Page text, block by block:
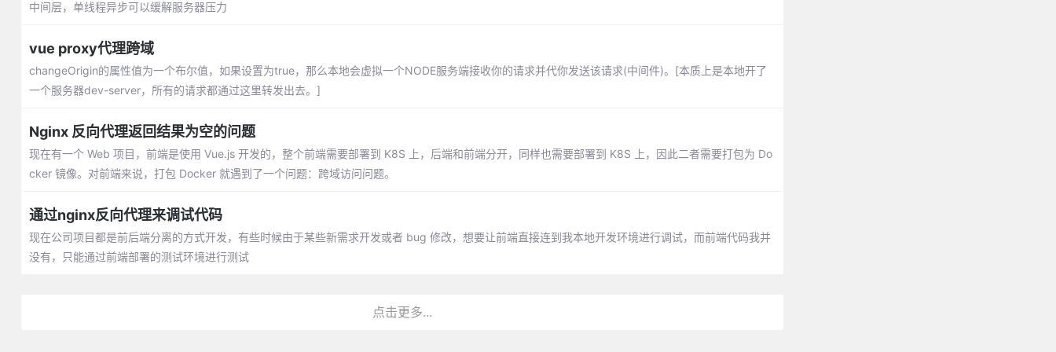
中间层，单线程异步可以缓解服务器压力
vue proxy代理跨域
changeOrigin的属性值为一个布尔值，如果设置为true，那么本地会虚拟一个NODE服务端接收你的请求并代你发送该请求(中间件)。[本质上是本地开了
一个服务器dev-server，所有的请求都通过这里转发出去。]
Nginx 反向代理返回结果为空的问题
现在有一个 Web 项目，前端是使用 Vue.js 开发的，整个前端需要部署到 K8S 上，后端和前端分开，同样也需要部署到 K8S 上，因此二者需要打包为 Do
cker 镜像。对前端来说，打包 Docker 就遇到了一个问题：跨域访问问题。
通过nginx反向代理来调试代码
现在公司项目都是前后端分离的方式开发，有些时候由于某些新需求开发或者 bug 修改，想要让前端直接连到我本地开发环境进行调试，而前端代码我并
没有，只能通过前端部署的测试环境进行测试
点击更多...